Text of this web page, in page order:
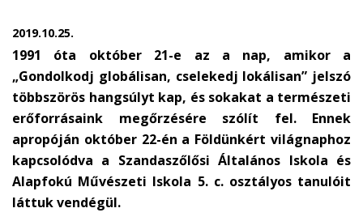
2019.10.25.
1991 óta október 21-e az a nap, amikor a
„Gondolkodj globálisan, cselekedj lokálisan” jelszó
többszörös hangsúlyt kap, és sokakat a természeti
erőforrásaink megőrzésére szólít fel. Ennek
apropóján október 22-én a Földünkért világnaphoz
kapcsolódva a Szandaszőlősi Általános Iskola és
Alapfokú Művészeti Iskola 5. c. osztályos tanulóit
láttuk vendégül.